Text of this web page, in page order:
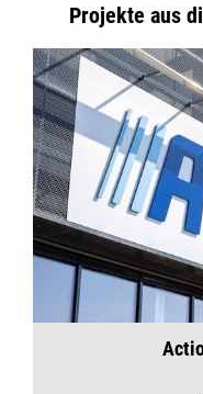
Projekte aus